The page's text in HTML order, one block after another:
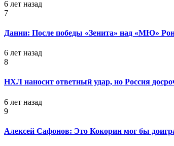
6 лет назад
7
Данни: После победы «Зенита» над «МЮ»
6 лет назад
8
НХЛ наносит ответный удар, но Россия
6 лет назад
9
Алексей Сафонов: Это Кокорин мог бы